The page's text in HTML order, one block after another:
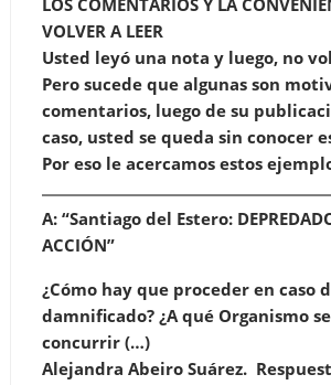
LOS COMENTARIOS Y LA
VOLVER A LEER
Usted leyó una nota y luego, no
Pero sucede que algunas son
comentarios, luego de su
caso, usted se queda sin conocer
Por eso le acercamos estos
A:“Santiago del Estero:
ACCIÓN”
¿Cómo hay que proceder en caso
damnificado? ¿A qué Organismo
concurrir (…)
Alejandra Abeiro Suárez.